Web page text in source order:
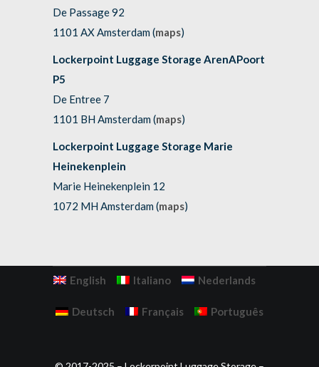
De Passage 92
1101 AX Amsterdam (maps)
Lockerpoint Luggage Storage ArenAPoort
P5
De Entree 7
1101 BH Amsterdam (maps)
Lockerpoint Luggage Storage Marie
Heinekenplein
Marie Heinekenplein 12
1072 MH Amsterdam (maps)
English Italiano Nederlands
Deutsch Français Português